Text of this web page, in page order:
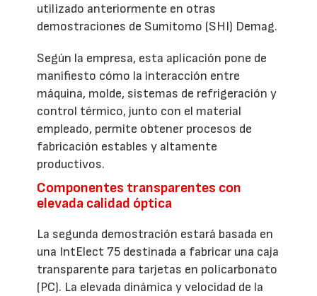
utilizado anteriormente en otras
demostraciones de Sumitomo (SHI) Demag.
Según la empresa, esta aplicación pone de
manifiesto cómo la interacción entre
máquina, molde, sistemas de refrigeración y
control térmico, junto con el material
empleado, permite obtener procesos de
fabricación estables y altamente
productivos.
Componentes transparentes con
elevada calidad óptica
La segunda demostración estará basada en
una IntElect 75 destinada a fabricar una caja
transparente para tarjetas en policarbonato
(PC). La elevada dinámica y velocidad de la